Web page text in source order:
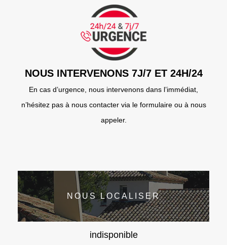
NOUS INTERVENONS 7J/7 ET 24H/24
En cas d’urgence, nous intervenons dans l’immédiat,
n’hésitez pas à nous contacter via le formulaire ou à nous
appeler.
NOUS LOCALISER
indisponible